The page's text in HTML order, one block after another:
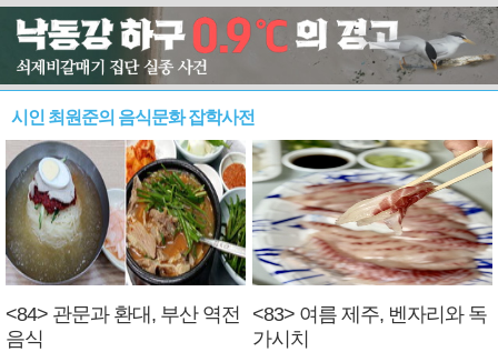
시인 최원준의 음식문화 잡학사전
<84> 관문과 환대, 부산 역전
음식
<83> 여름 제주, 벤자리와 독
가시치